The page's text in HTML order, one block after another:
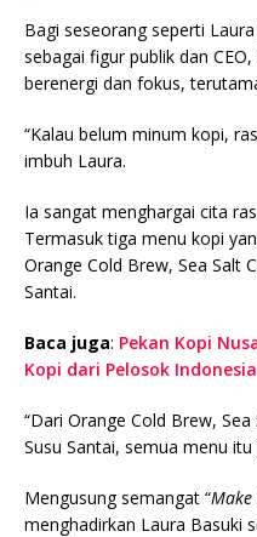
Bagi seseorang seperti
sebagai figur publik dan
berenergi dan fokus,
“Kalau belum minum kopi,
imbuh Laura.
Ia sangat menghargai cita
Termasuk tiga menu kopi
Orange Cold Brew, Sea Salt
Santai.
Baca juga: Pekan Kopi
Kopi dari Pelosok Indonesia
“Dari Orange Cold Brew,
Susu Santai, semua menu
Mengusung semangat “Make
menghadirkan Laura Basuki